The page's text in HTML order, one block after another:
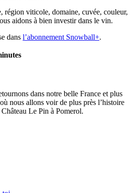
région viticole, domaine, cuvée, couleur,
aidons à bien investir dans le vin.
dans l’abonnement Snowball+.
dans notre belle France et plus
nous allons voir de plus près l’histoire
Le Pin à Pomerol.